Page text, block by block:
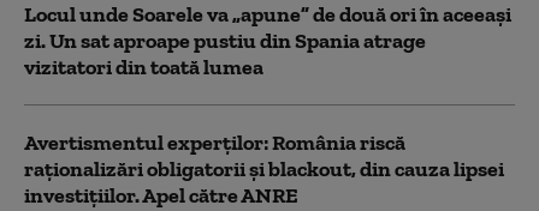
Locul unde Soarele va „apune” de două ori în aceeași
zi. Un sat aproape pustiu din Spania atrage
vizitatori din toată lumea
Avertismentul experților: România riscă
raționalizări obligatorii și blackout, din cauza lipsei
investițiilor. Apel către ANRE